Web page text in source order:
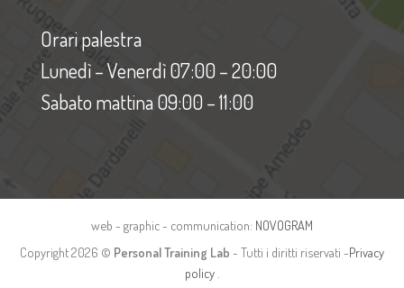
Orari palestra
Lunedì – Venerdì 07:00 – 20:00
Sabato mattina 09:00 – 11:00
web - graphic - communication: NOVOGRAM
Copyright 2026 © Personal Training Lab - Tutti i diritti riservati -Privacy
policy